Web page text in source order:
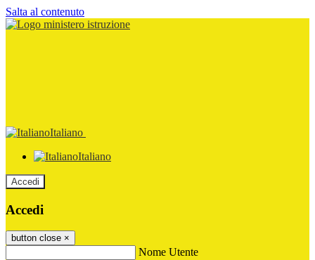
Salta al contenuto
Italiano
Italiano
Accedi
Accedi
button close ×
Nome Utente